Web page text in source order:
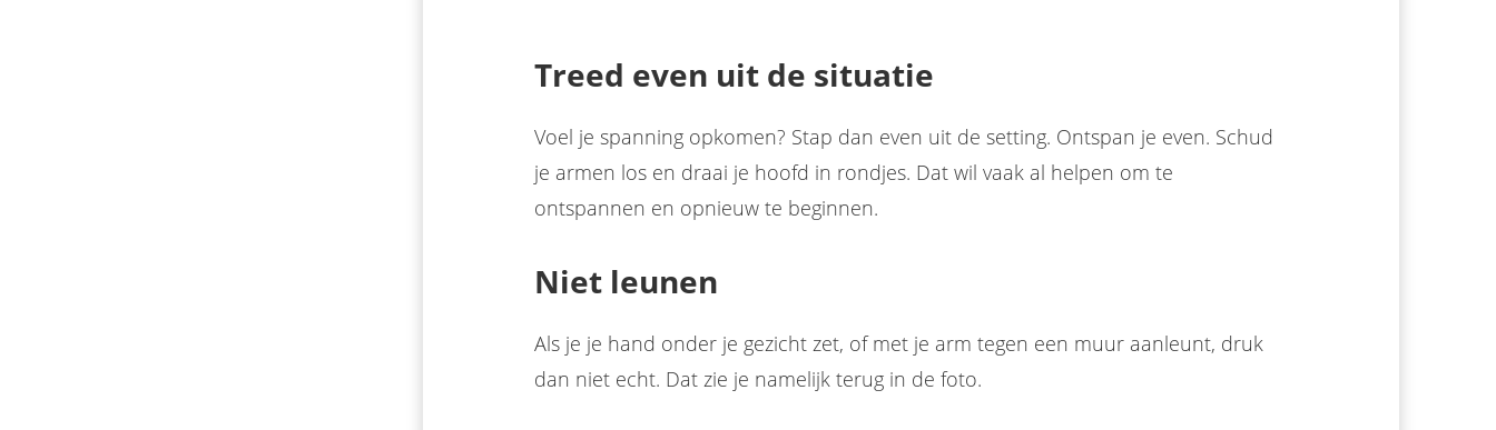
Treed even uit de situatie
Voel je spanning opkomen? Stap dan even uit de setting. Ontspan je even. Schud
je armen los en draai je hoofd in rondjes. Dat wil vaak al helpen om te
ontspannen en opnieuw te beginnen.
Niet leunen
Als je je hand onder je gezicht zet, of met je arm tegen een muur aanleunt, druk
dan niet echt. Dat zie je namelijk terug in de foto.